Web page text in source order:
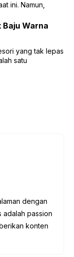
ini. Namun,
Baju Warna
yang tak lepas
satu
dengan
adalah passion
konten